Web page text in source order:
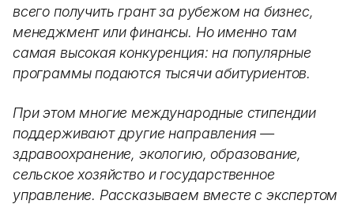
всего получить грант за рубежом на бизнес,
менеджмент или финансы. Но именно там
самая высокая конкуренция: на популярные
программы подаются тысячи абитуриентов.
При этом многие международные стипендии
поддерживают другие направления —
здравоохранение, экологию, образование,
сельское хозяйство и государственное
управление. Рассказываем вместе с экспертом